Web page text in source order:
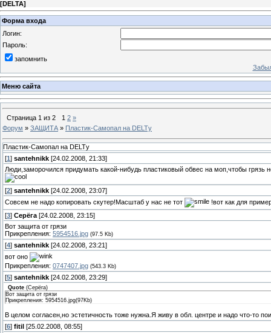
[DELTA]
Форма входа
Логин:
Пароль:
запомнить
Меню сайта
Страница 1 из 2 1 2 »
Форум » ЗАЩИТА » Пластик-Самопал на DELTу
Пластик-Самопал на DELTу
[1 ] santehnikk [24.02.2008, 21:33]
Люди,заморочился придумать какой-нибудь пластиковый обвес на моп,чтобы грязь
[2] santehnikk [24.02.2008, 23:07]
Cовсем не надо копировать скутер!Масштаб у нас не тот
!вот как для
[3] Серёга [24.02.2008, 23:15]
Вот защита от грязи
Прикрепления: 5954516.jpg (97.5 Kb)
[4] santehnikk [24.02.2008, 23:21]
вот оно
Прикрепления: 0747407.jpg (543.3 Kb)
[5] santehnikk [24.02.2008, 23:29]
Quote (Серёга)
Вот защита от грязи
Прикрепления: 5954516.jpg(97Kb)
В целом согласен,но эстетичность тоже нужна.Я живу в обл. центре и надо что-то
[6] fitil [25.02.2008, 08:55]